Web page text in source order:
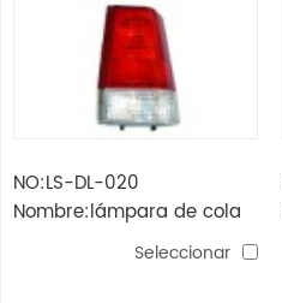
NO:LS-DL-020
Nombre:lámpara de cola
Seleccionar